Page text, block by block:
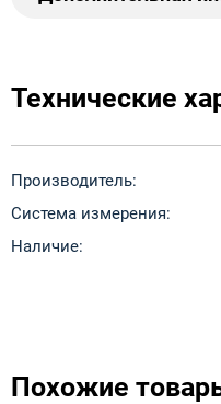
Технические
Производитель:
Система измерения:
Наличие:
Похожие